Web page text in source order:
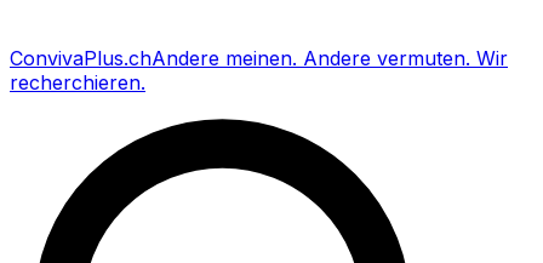
ConvivaPlus.chAndere meinen. Andere vermuten. Wir
recherchieren.